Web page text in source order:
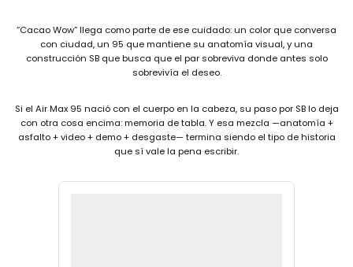
“Cacao Wow” llega como parte de ese cuidado: un color que conversa
con ciudad, un 95 que mantiene su anatomía visual, y una
construcción SB que busca que el par sobreviva donde antes solo
sobrevivía el deseo.
Si el Air Max 95 nació con el cuerpo en la cabeza, su paso por SB lo deja
con otra cosa encima: memoria de tabla. Y esa mezcla —anatomía +
asfalto + video + demo + desgaste— termina siendo el tipo de historia
que sí vale la pena escribir.